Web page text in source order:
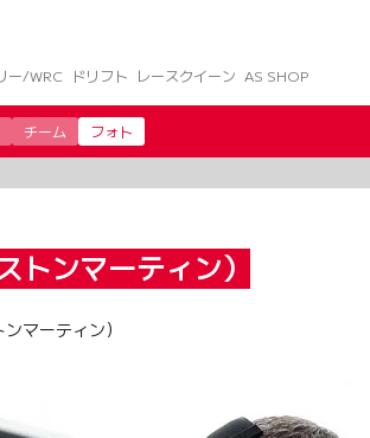
ー/WRC
ドリフト レースクイーン AS SHOP
チーム フォト
ンマーティン）
マーティン）